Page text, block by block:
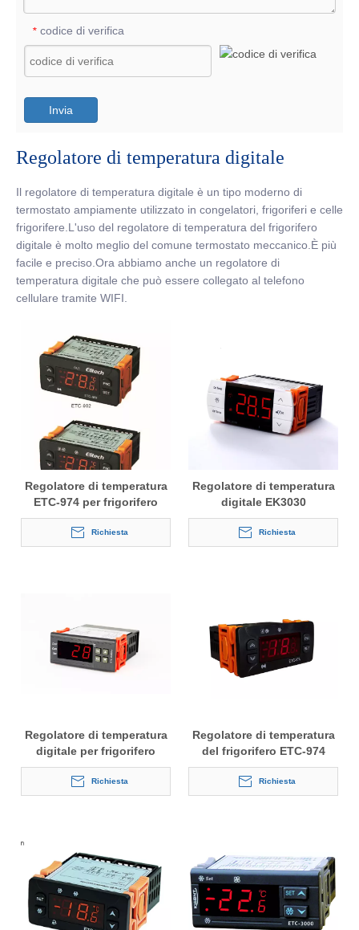
* codice di verifica
Invia
Regolatore di temperatura digitale
Il regolatore di temperatura digitale è un tipo moderno di
termostato ampiamente utilizzato in congelatori, frigoriferi e celle
frigorifere.L'uso del regolatore di temperatura del frigorifero
digitale è molto meglio del comune termostato meccanico.È più
facile e preciso.Ora abbiamo anche un regolatore di
temperatura digitale che può essere collegato al telefono
cellulare tramite WIFI.
Regolatore di temperatura
ETC-974 per frigorifero
Richiesta
Regolatore di temperatura
digitale EK3030
Richiesta
Regolatore di temperatura
digitale per frigorifero
Richiesta
Regolatore di temperatura
del frigorifero ETC-974
Richiesta